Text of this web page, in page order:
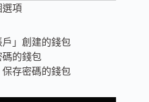
項
」創建的錢包
碼的錢包
存密碼的錢包